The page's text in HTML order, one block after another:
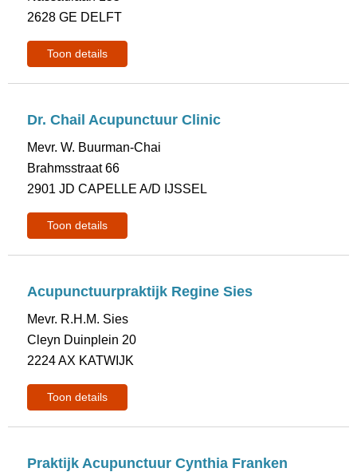
2628 GE DELFT
Toon details
Dr. Chail Acupunctuur Clinic
Mevr. W. Buurman-Chai
Brahmsstraat 66
2901 JD CAPELLE A/D IJSSEL
Toon details
Acupunctuurpraktijk Regine Sies
Mevr. R.H.M. Sies
Cleyn Duinplein 20
2224 AX KATWIJK
Toon details
Praktijk Acupunctuur Cynthia Franken